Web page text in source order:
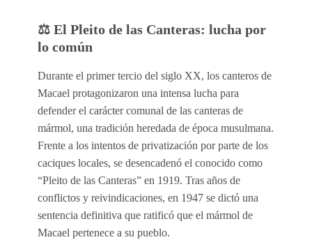
⚖️ El Pleito de las Canteras: lucha por
lo común
Durante el primer tercio del siglo XX, los canteros de
Macael protagonizaron una intensa lucha para
defender el carácter comunal de las canteras de
mármol, una tradición heredada de época musulmana.
Frente a los intentos de privatización por parte de los
caciques locales, se desencadenó el conocido como
“Pleito de las Canteras” en 1919. Tras años de
conflictos y reivindicaciones, en 1947 se dictó una
sentencia definitiva que ratificó que el mármol de
Macael pertenece a su pueblo.